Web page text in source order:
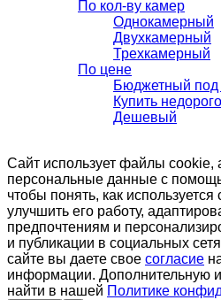
По кол-ву камер
Однокамерный
Двухкамерный
Трехкамерный
По цене
Бюджетный под
Купить
Дешевый
Сайт использует файлы cookie,
персональные данные с
чтобы понять, как
улучшить его работу,
предпочтениям и
и публикации в социальных
сайте вы даете свое согласие
информации. Дополнительную
найти в нашей Политике